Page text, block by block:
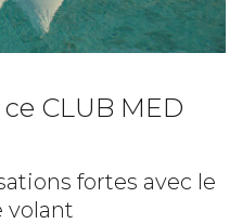
CLUB MED
fortes avec le
volant